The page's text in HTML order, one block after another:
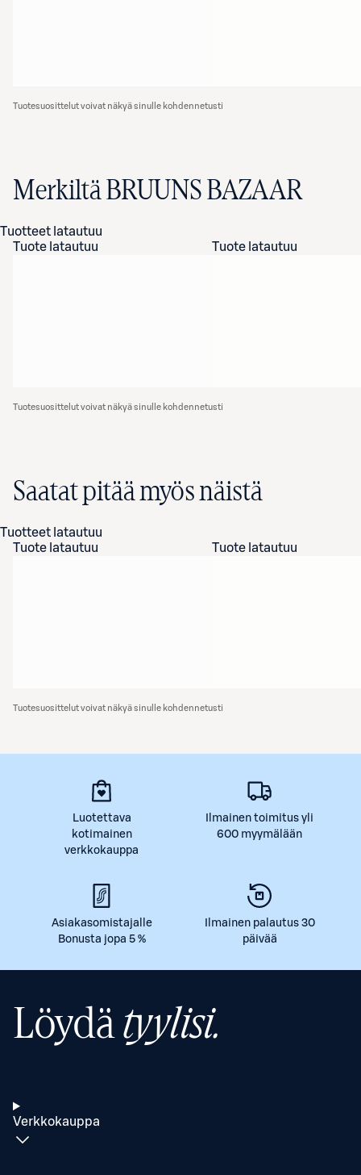
Tuotesuosittelut voivat näkyä sinulle kohdennetusti
Merkiltä BRUUNS BAZAAR
Tuotteet latautuu
Tuote latautuu
Tuote latautuu
Tuotesuosittelut voivat näkyä sinulle kohdennetusti
Saatat pitää myös näistä
Tuotteet latautuu
Tuote latautuu
Tuote latautuu
Tuotesuosittelut voivat näkyä sinulle kohdennetusti
Luotettava
kotimainen
verkkokauppa
Ilmainen toimitus yli
600 myymälään
Asiakasomistajalle
Bonusta jopa 5 %
Ilmainen palautus 30
päivää
Löydätyylisi.
Verkkokauppa